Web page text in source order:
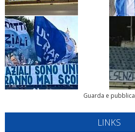
Guarda e pubblica
LINKS